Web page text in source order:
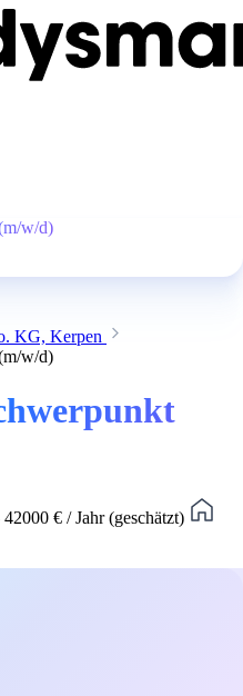
w/d)
KG, Kerpen
w/d)
€ / Jahr (geschätzt)